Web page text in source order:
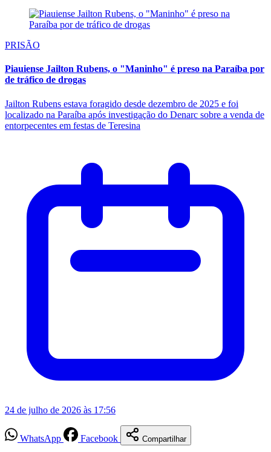
PRISÃO
Piauiense Jailton Rubens, o "Maninho" é preso na Paraíba por
de tráfico de drogas
Jailton Rubens estava foragido desde dezembro de 2025 e foi
localizado na Paraíba após investigação do Denarc sobre a venda de
entorpecentes em festas de Teresina
24 de julho de 2026 às 17:56
WhatsApp Facebook Compartilhar